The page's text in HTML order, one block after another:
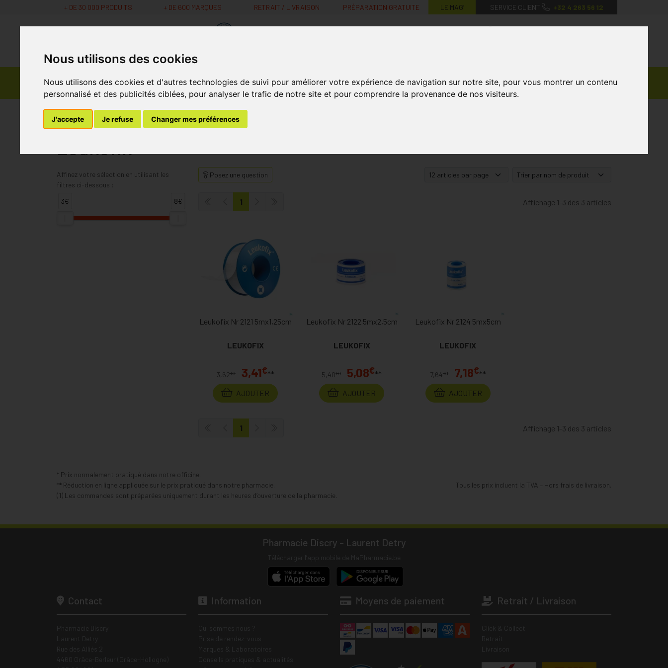
Nous utilisons des cookies
Nous utilisons des cookies et d'autres technologies de suivi pour améliorer votre expérience de navigation sur notre site, pour vous montrer un contenu
personnalisé et des publicités ciblées, pour analyser le trafic de notre site et pour comprendre la provenance de nos visiteurs.
J'accepte Je refuse Changer mes préférences
+ DE 30 000 PRODUITS + DE 600 MARQUES RETRAIT / LIVRAISON PRÉPARATION GRATUITE LE MAG’ SERVICE CLIENT +32 4 263 56 12
Promos Médicaments
Parapharmacie -
Cosmétiques
Minceur
Nutrition -
Vitamines
Soins Bébé et
Grossesse
Médecines
naturelles
Bandagisterie Vétérinaire
Ventes
Privées
Marques
MaPharmacie.be Leukofix
Posez une question
Affichage 1-3 des 3 articles
1
Leukofix Nr 2121 5mx1,25cm
LEUKOFIX
3,62€* 3,41€**
AJOUTER
Leukofix Nr 2122 5mx2,5cm
LEUKOFIX
5,40€* 5,08€**
AJOUTER
Leukofix Nr 2124 5mx5cm
LEUKOFIX
7,64€* 7,18€**
AJOUTER
Affichage 1-3 des 3 articles
1
Affinez votre sélection en utilisant les
filtres ci-dessous :
3€
8€
* Prix normalement pratiqué dans notre officine.
** Réduction en ligne appliquée sur le prix pratiqué dans notre pharmacie.
(1) Les commandes sont préparées uniquement durant les heures d’ouverture de la pharmacie.
Tous les prix incluent la TVA – Hors frais de livraison.
Pharmacie Discry - Laurent Detry
Contact Information Moyens de paiement Retrait / Livraison